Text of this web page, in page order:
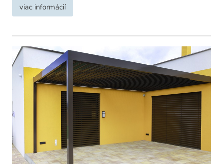
viac informácií